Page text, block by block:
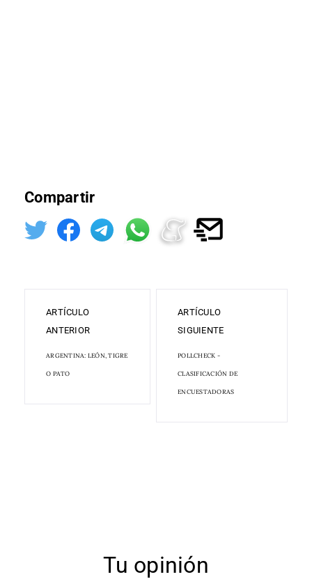
Compartir
ARTÍCULO
ANTERIOR
ARGENTINA: LEÓN, TIGRE
O PATO
ARTÍCULO
SIGUIENTE
POLLCHECK -
CLASIFICACIÓN DE
ENCUESTADORAS
Tu opinión